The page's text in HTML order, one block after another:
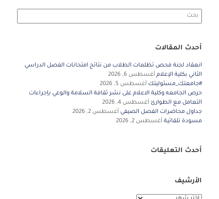
Search
for:
أحدث المقالات
انعقاد لجنة فحص تظلمات الطلاب من نتائج امتحانات الفصل الدراسي
الثاني بكلية الإعلام أغسطس 6, 2026
#جامعتك_مسئوليتك أغسطس 5, 2026
حرص الجامعه وكلية الاعلام على نشر ثقافة السلامة والوعي بإجراءات
التعامل مع الطوارئ أغسطس 4, 2026
جداول محاضرات الفصل الصيفي أغسطس 2, 2026
مسودة تلقائية أغسطس 2, 2026
أحدث التعليقات
الأرشيف